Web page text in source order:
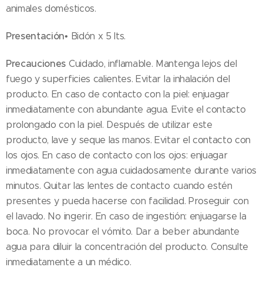
animales domésticos.
Presentación• Bidón x 5 lts.
Precauciones Cuidado, inflamable. Mantenga lejos del
fuego y superficies calientes. Evitar la inhalación del
producto. En caso de contacto con la piel: enjuagar
inmediatamente con abundante agua. Evite el contacto
prolongado con la piel. Después de utilizar este
producto, lave y seque las manos. Evitar el contacto con
los ojos. En caso de contacto con los ojos: enjuagar
inmediatamente con agua cuidadosamente durante varios
minutos. Quitar las lentes de contacto cuando estén
presentes y pueda hacerse con facilidad. Proseguir con
el lavado. No ingerir. En caso de ingestión: enjuagarse la
boca. No provocar el vómito. Dar a beber abundante
agua para diluir la concentración del producto. Consulte
inmediatamente a un médico.